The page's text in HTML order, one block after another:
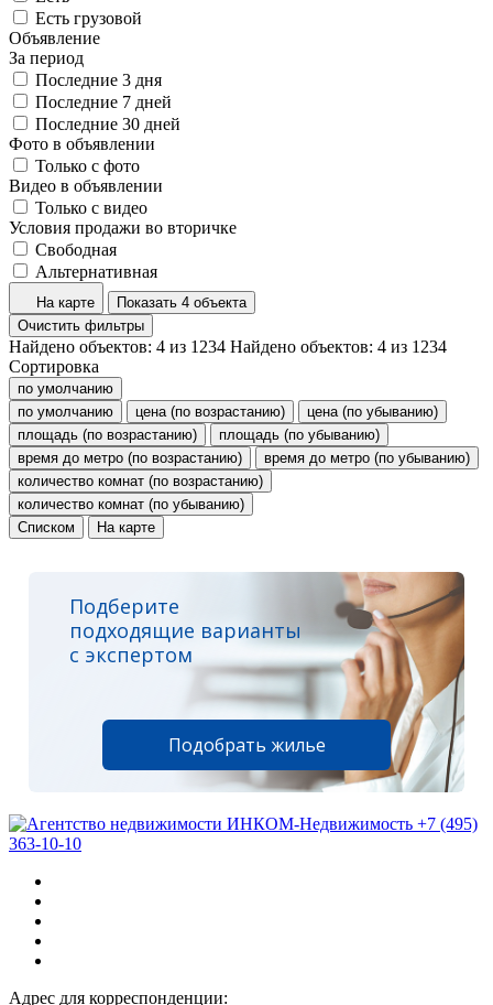
Есть грузовой
Объявление
За период
Последние 3 дня
Последние 7 дней
Последние 30 дней
Фото в объявлении
Только с фото
Видео в объявлении
Только с видео
Условия продажи во вторичке
Свободная
Альтернативная
На карте
Показать 4 объекта
Очистить фильтры
Найдено объектов: 4 из 1234 Найдено объектов: 4 из 1234
Сортировка
по умолчанию
по умолчанию
цена (по возрастанию)
цена (по убыванию)
площадь (по возрастанию)
площадь (по убыванию)
время до метро (по возрастанию)
время до метро (по убыванию)
количество комнат (по возрастанию)
количество комнат (по убыванию)
Списком
На карте
Подберите
подходящие варианты
с экспертом
Подобрать жилье
+7 (495)
363-10-10
Адрес для корреспонденции: